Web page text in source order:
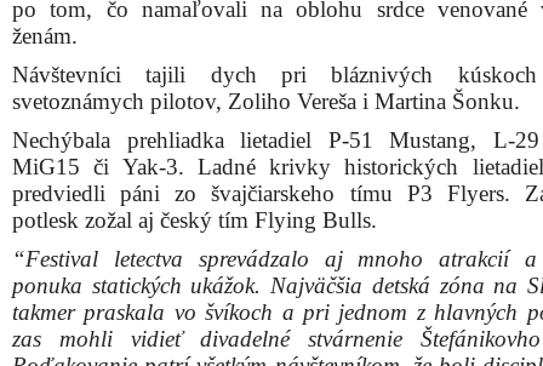
hovorca festivalu.
Nedeľný program zrušili
„Bohatý letecký program prerušili silný dážď,
zlá viditeľnosť. Pre organizátorov podujatia je
bezpečnosť, rovnako divákov, letcov aj organizátorov.
na zlé poveternostné podmienky sme sa rozhodli
letecký deň. Pre divákov, ktorí majú na dnes zakúpenú
existujú dve možnosti riešenia situácie. Svoj lístok
ako plnohodnotný lístok na nedeľný program
medzinárodného festivalu SIAF 2019 na Sliači
žiadať vrátenie vstupného,“ informujú organizátori na
festivalletectva.sk.